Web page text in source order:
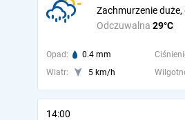
Odczuwalna 29°C
Zachmurzenie duże,
Opad: 0.4 mm
Wiatr:
5 km/h
14:00